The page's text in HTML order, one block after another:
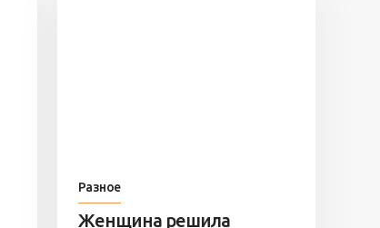
Разное
Женщина решила